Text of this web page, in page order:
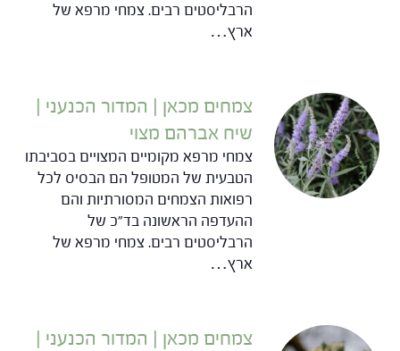
הרבליסטים רבים. צמחי מרפא של
ארץ…
צמחים מכאן | המדור הכנעני |
שיח אברהם מצוי
צמחי מרפא מקומיים המצויים בסביבתו
הטבעית של המטופל הם הבסיס לכל
רפואות הצמחים המסורתיות והם
ההעדפה הראשונה בד"כ של
הרבליסטים רבים. צמחי מרפא של
ארץ…
צמחים מכאן | המדור הכנעני |